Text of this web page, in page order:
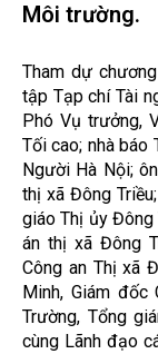
Môi trường.
Tham dự
tập Tạp chí Tài
Phó Vụ trưởng,
Tối cao; nhà báo
Người Hà Nội;
thị xã Đông
giáo Thị ủy Đông
án thị xã Đông
Công an Thị xã
Minh, Giám
Trường, Tổng
cùng Lãnh đạo